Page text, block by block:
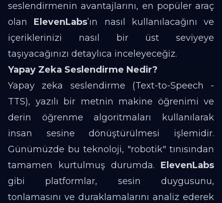
seslendirmenin avantajlarını, en popüler araç
olan ElevenLabs’ın nasıl kullanılacağını ve
içeriklerinizi nasıl bir üst seviyeye
taşıyacağınızı detaylıca inceleyeceğiz.
Yapay Zeka Seslendirme Nedir?
Yapay zeka seslendirme (Text-to-Speech -
TTS), yazılı bir metnin makine öğrenimi ve
derin öğrenme algoritmaları kullanılarak
insan sesine dönüştürülmesi işlemidir.
Günümüzde bu teknoloji, "robotik" tınısından
tamamen kurtulmuş durumda. ElevenLabs
gibi platformlar, sesin duygusunu,
tonlamasını ve duraklamalarını analiz ederek